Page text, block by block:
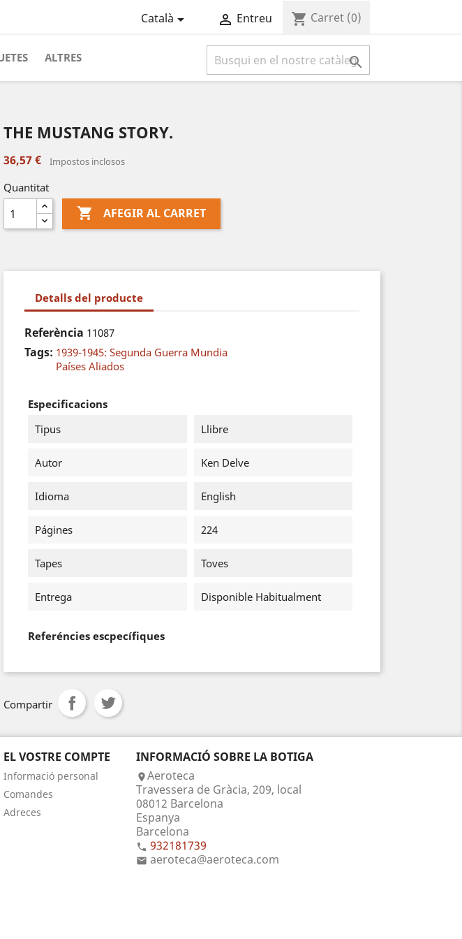
Català  Entreu shopping_cart Carret (0)
ALTRES 
THE MUSTANG STORY.
36,57 € Impostos inclosos
Quantitat
 AFEGIR AL CARRET
Detalls del producte
Referència 11087
Tags: 1939-1945: Segunda Guerra Mundia
Países Aliados
Especificacions
Tipus
Llibre
Autor Ken Delve
Idioma English
Págines 224
Tapes Toves
Entrega Disponible Habitualment
Referéncies escpecífiques
Compartir
EL VOSTRE COMPTE
Informació personal
Comandes
Adreces
INFORMACIÓ SOBRE LA BOTIGA
Aeroteca
Travessera de Gràcia, 209, local
08012 Barcelona
Espanya
Barcelona
 932181739
 aeroteca@aeroteca.com